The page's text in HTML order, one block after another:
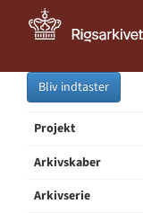
Bliv indtaster
Projekt
Arkivskaber
Arkivserie